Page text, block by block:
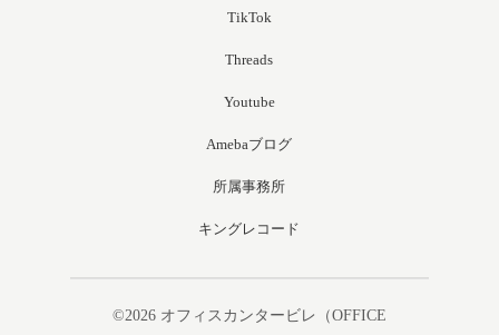
TikTok
Threads
Youtube
Amebaブログ
所属事務所
キングレコード
©2026 オフィスカンタービレ（OFFICE